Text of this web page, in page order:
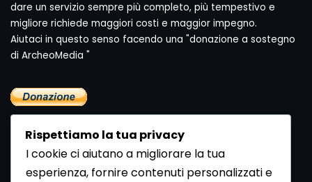
dare un servizio sempre più completo, più tempestivo e
migliore richiede maggiori costi e maggior impegno.
Aiutaci in questo senso facendo una "donazione a sostegno
di ArcheoMedia "
Rispettiamo la tua privacy
I cookie ci aiutano a migliorare la tua
esperienza, fornire contenuti personalizzati e